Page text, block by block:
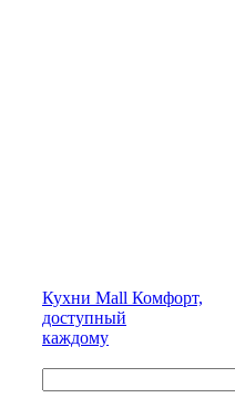
Кухни Mall Комфорт,
доступный
каждому